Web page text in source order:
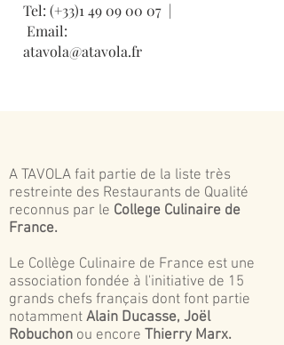
Tel: (+33)1 49 09 00 07 |
Email:
atavola@atavola.fr
A TAVOLA fait partie de la liste très
restreinte des Restaurants de Qualité
reconnus par le College Culinaire de
France.
Le Collège Culinaire de France est une
association fondée à l'initiative de 15
grands chefs français dont font partie
notamment Alain Ducasse, Joël
Robuchon ou encore Thierry Marx.